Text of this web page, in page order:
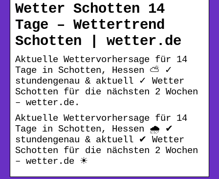
Wetter Schotten 14
Tage – Wettertrend
Schotten | wetter.de
Aktuelle Wettervorhersage für 14
Tage in Schotten, Hessen ⛅ ✓
stundengenau & aktuell ✓ Wetter
Schotten für die nächsten 2 Wochen
– wetter.de.
Aktuelle Wettervorhersage für 14
Tage in Schotten, Hessen 🌧️ ✔
stundengenau & aktuell ✔ Wetter
Schotten für die nächsten 2 Wochen
– wetter.de ☀